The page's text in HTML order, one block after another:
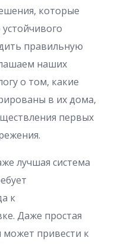
которые
правильную
наших
о том, какие
в их дома,
первых
лучшая система
к
Даже простая
может привести к